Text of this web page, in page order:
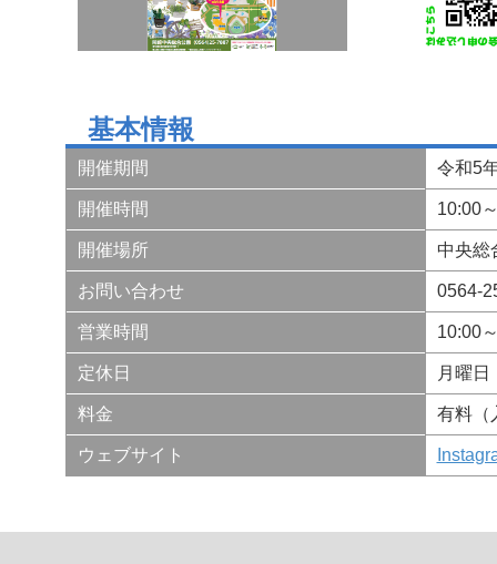
基本情報
開催期間 令和5
開催時間 10:00
開催場所 中央
お問い合わせ 0564-
営業時間 10:00
定休日 月曜
料金 有料（
ウェブサイト